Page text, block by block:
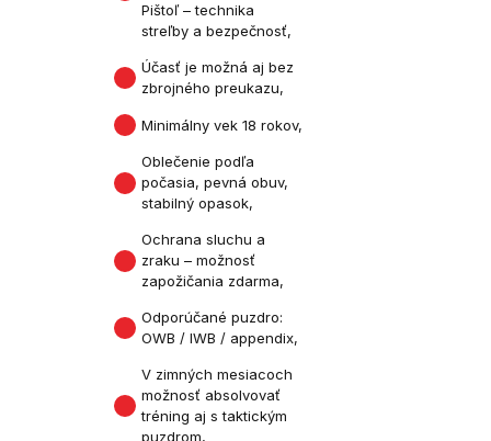
Pištoľ – technika
streľby a bezpečnosť,
Účasť je možná aj bez
zbrojného preukazu,
Minimálny vek 18 rokov,
Oblečenie podľa
počasia, pevná obuv,
stabilný opasok,
Ochrana sluchu a
zraku – možnosť
zapožičania zdarma,
Odporúčané puzdro:
OWB / IWB / appendix,
V zimných mesiacoch
možnosť absolvovať
tréning aj s taktickým
puzdrom,